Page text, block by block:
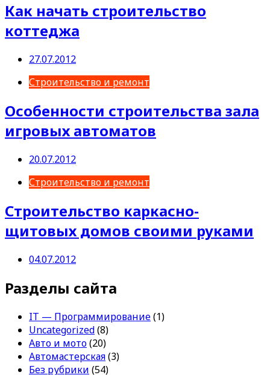
Как начать строительство
коттеджа
27.07.2012
Строительство и ремонт
Особенности строительства зала
игровых автоматов
20.07.2012
Строительство и ремонт
Строительство каркасно-
щитовых домов своими руками
04.07.2012
Разделы сайта
IT — Программирование(1)
Uncategorized(8)
Авто и мото(20)
Автомастерская(3)
Без рубрики (54)